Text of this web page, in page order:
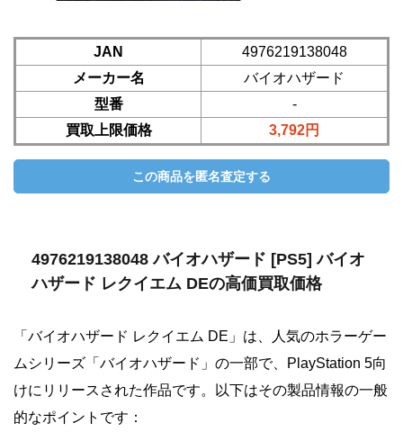
JAN
4976219138048
メーカー名
バイオハザード
型番
-
買取上限価格
3,792円
4976219138048 バイオハザード [PS5] バイオ
ハザード レクイエム DEの高価買取価格
「バイオハザード レクイエム DE」は、人気のホラーゲー
ムシリーズ「バイオハザード」の一部で、PlayStation 5向
けにリリースされた作品です。以下はその製品情報の一般
的なポイントです：